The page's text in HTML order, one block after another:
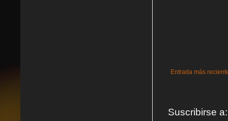
Entrada más
Suscribirse